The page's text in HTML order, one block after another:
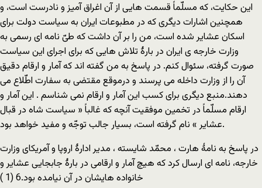
این حکایت، که مسلّماً قسمت هایی از آن اغراق آمیز و نادرست است، و
همچنین اشارات دیگری که در مطبوعات ایران به سیاست دولت برای
اسکان عشایر شده است، من را بر آن داشت که طیّ نامه ای رسمی به
وزارت خارجه ی ایران در بارۀ تلاش هایی که برای اجرای این سیاست
صورت گرفته، سئوال کنم. در پاسخ به من گفته اند که آمار و ارقام دقیق
آن را از وزارت داخله می پرسند و درموقع مقتضی به سفارت اطّلاع می
دهند.منبع دیگری برای کسب این آمار و ارقام نمی شناسم . این آمار و
ارقام مسلّماً در تخمین موفقیت آنچه که غالباً « سیاست شاه در قبال
عشایر » نام گرفته است، بسیار جالب توجّه و مفید خواهد بود.
در پاسخ به نامۀ هارت ، محمّد شایسته ، مدیر ادارۀ اروپا و آمریکای وزارت
خارجه، نامه ای ارسال کرد که هیچ آمار و ارقامی در بارۀ جابجایی عشایر و
خانواده هایشان در آن نیامده بود.6 (1 )